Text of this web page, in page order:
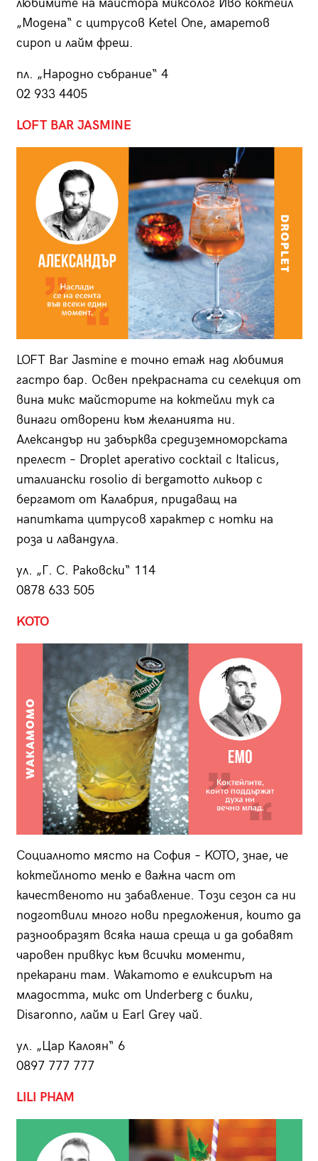
любимите на майстора миксолог Иво коктейл
„Модена“ с цитрусов Ketel One, амаретов
сироп и лайм фреш.
пл. „Народно събрание“ 4
02 933 4405
LOFT BAR JASMINE
LOFT Bar Jasmine е точно етаж над любимия
гастро бар. Освен прекрасната си селекция от
вина микс майсторите на коктейли тук са
винаги отворени към желанията ни.
Александър ни забърква средиземноморската
прелест – Droplet aperativo cocktail с Italicus,
италиански rosolio di bergamotto ликьор с
бергамот от Калабрия, придаващ на
напитката цитрусов характер с нотки на
роза и лавандула.
ул. „Г. С. Раковски“ 114
0878 633 505
KOTO
Социалното място на София – KOTO, знае, че
коктейлното меню е важна част от
качественото ни забавление. Този сезон са ни
подготвили много нови предложения, които да
разнообразят всяка наша среща и да добавят
чаровен привкус към всички моменти,
прекарани там. Wakamomo е еликсирът на
младостта, микс от Underberg с билки,
Disaronno, лайм и Еarl Grey чай.
ул. „Цар Калоян“ 6
0897 777 777
LILI PHAM